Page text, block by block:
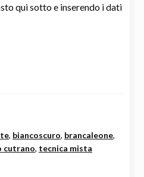
qui sotto e inserendo i dati
, biancoscuro, brancaleone,
cutrano, tecnica mista